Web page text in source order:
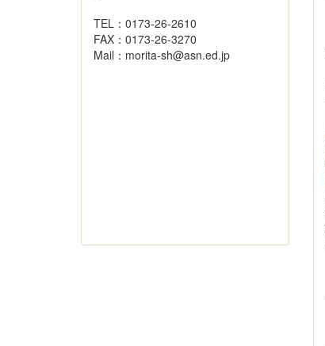
TEL：0173-26-2610
FAX：0173-26-3270
Mail：morita-sh@asn.ed.jp